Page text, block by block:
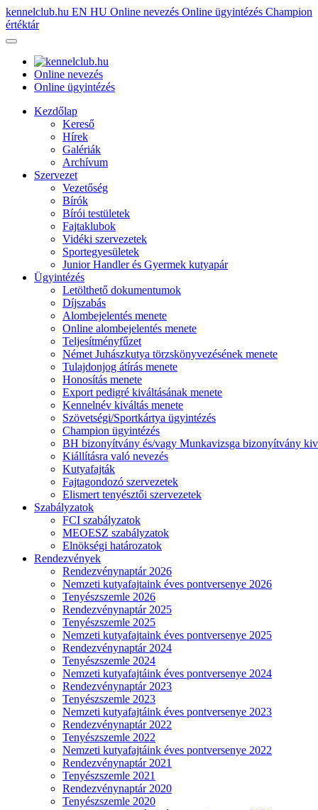
kennelclub.hu EN HU Online nevezés Online ügyintézés Champion
értéktár
Online nevezés
Online ügyintézés
Kezdőlap
Kereső
Hírek
Galériák
Archívum
Szervezet
Vezetőség
Bírók
Bírói testületek
Fajtaklubok
Vidéki szervezetek
Sportegyesületek
Junior Handler és Gyermek kutyapár
Ügyintézés
Letölthető dokumentumok
Díjszabás
Alombejelentés menete
Online alombejelentés menete
Teljesítményfűzet
Német Juhászkutya törzskönyvezésének menete
Tulajdonjog átírás menete
Honosítás menete
Export pedigré kiváltásának menete
Kennelnév kiváltás menete
Szövetségi/Sportkártya ügyintézés
Champion ügyintézés
BH bizonyítvány és/vagy Munkavizsga bizonyítvány
Kiállításra való nevezés
Kutyafajták
Fajtagondozó szervezetek
Elismert tenyésztői szervezetek
Szabályzatok
FCI szabályzatok
MEOESZ szabályzatok
Elnökségi határozatok
Rendezvények
Rendezvénynaptár 2026
Nemzeti kutyafajtaink éves pontversenye 2026
Tenyészszemle 2026
Rendezvénynaptár 2025
Tenyészszemle 2025
Nemzeti kutyafajtaink éves pontversenye 2025
Rendezvénynaptár 2024
Tenyészszemle 2024
Nemzeti kutyafajtáink éves pontversenye 2024
Rendezvénynaptár 2023
Tenyészszemle 2023
Nemzeti kutyafajtáink éves pontversenye 2023
Rendezvénynaptár 2022
Tenyészszemle 2022
Nemzeti kutyafajtáink éves pontversenye 2022
Rendezvénynaptár 2021
Tenyészszemle 2021
Rendezvénynaptár 2020
Tenyészszemle 2020